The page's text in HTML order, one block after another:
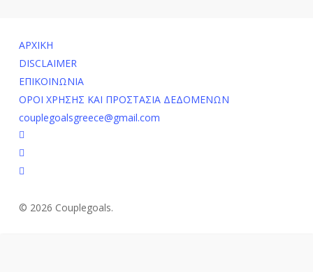
ΑΡΧΙΚΗ
DISCLAIMER
ΕΠΙΚΟΙΝΩΝΙΑ
ΟΡΟΙ ΧΡΗΣΗΣ ΚΑΙ ΠΡΟΣΤΑΣΙΑ ΔΕΔΟΜΕΝΩΝ
couplegoalsgreece@gmail.com
facebook
youtube
instagram
© 2026 Couplegoals.